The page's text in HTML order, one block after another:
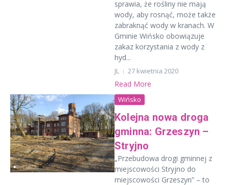
sprawia, że rośliny nie mają
wody, aby rosnąć, może także
zabraknąć wody w kranach. W
Gminie Wińsko obowiązuje
zakaz korzystania z wody z
hyd...
JL 27 kwietnia 2020
Read More
Wińsko
Kolejna nowa droga
gminna: Grzeszyn –
Stryjno
„Przebudowa drogi gminnej z
miejscowości Stryjno do
miejscowości Grzeszyn” – to